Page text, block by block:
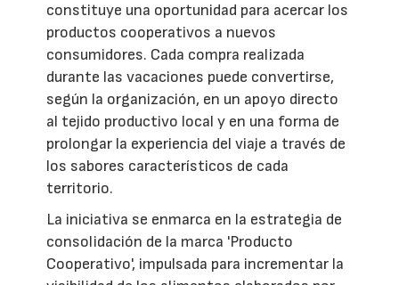
constituye una oportunidad para acercar los
productos cooperativos a nuevos
consumidores. Cada compra realizada
durante las vacaciones puede convertirse,
según la organización, en un apoyo directo
al tejido productivo local y en una forma de
prolongar la experiencia del viaje a través de
los sabores característicos de cada
territorio.
La iniciativa se enmarca en la estrategia de
consolidación de la marca 'Producto
Cooperativo', impulsada para incrementar la